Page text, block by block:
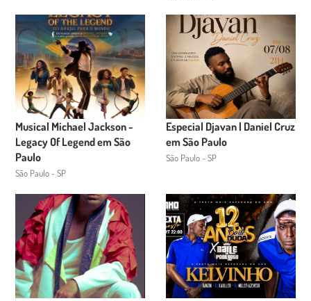
Musical Michael Jackson -
Legacy Of Legend em São
Paulo
São Paulo - SP
Especial Djavan | Daniel Cruz
em São Paulo
São Paulo - SP